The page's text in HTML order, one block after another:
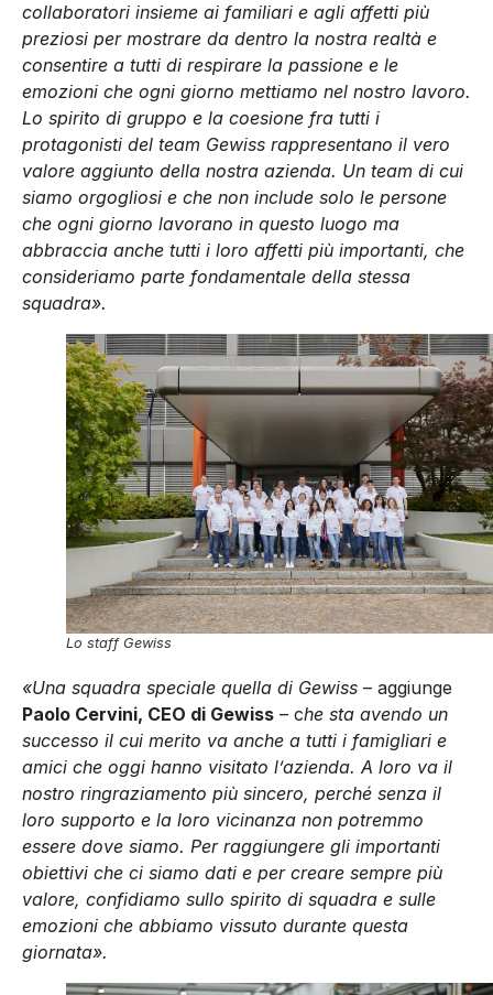
collaboratori insieme ai familiari e agli affetti più
preziosi per mostrare da dentro la nostra realtà e
consentire a tutti di respirare la passione e le
emozioni che ogni giorno mettiamo nel nostro lavoro.
Lo spirito di gruppo e la coesione fra tutti i
protagonisti del team Gewiss rappresentano il vero
valore aggiunto della nostra azienda. Un team di cui
siamo orgogliosi e che non include solo le persone
che ogni giorno lavorano in questo luogo ma
abbraccia anche tutti i loro affetti più importanti, che
consideriamo parte fondamentale della stessa
squadra».
Lo staff Gewiss
«Una squadra speciale quella di Gewiss – aggiunge
Paolo Cervini, CEO di Gewiss – che sta avendo un
successo il cui merito va anche a tutti i famigliari e
amici che oggi hanno visitato l’azienda. A loro va il
nostro ringraziamento più sincero, perché senza il
loro supporto e la loro vicinanza non potremmo
essere dove siamo. Per raggiungere gli importanti
obiettivi che ci siamo dati e per creare sempre più
valore, confidiamo sullo spirito di squadra e sulle
emozioni che abbiamo vissuto durante questa
giornata».